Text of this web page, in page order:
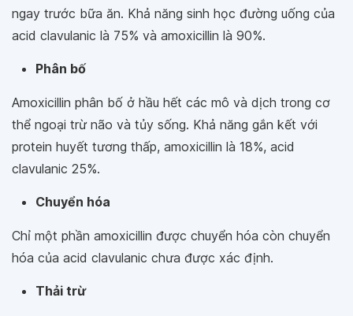
ngay trước bữa ăn. Khả năng sinh học đường uống của
acid clavulanic là 75% và amoxicillin là 90%.
Phân bố
Amoxicillin phân bố ở hầu hết các mô và dịch trong cơ
thể ngoại trừ não và tủy sống. Khả năng gắn kết với
protein huyết tương thấp, amoxicillin là 18%, acid
clavulanic 25%.
Chuyển hóa
Chỉ một phần amoxicillin được chuyển hóa còn chuyển
hóa của acid clavulanic chưa được xác định.
Thải trừ